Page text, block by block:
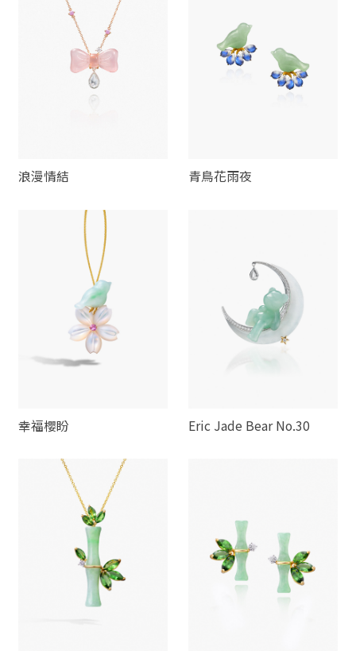
浪漫情結 青鳥花雨夜
幸福櫻盼 Eric Jade Bear No.30